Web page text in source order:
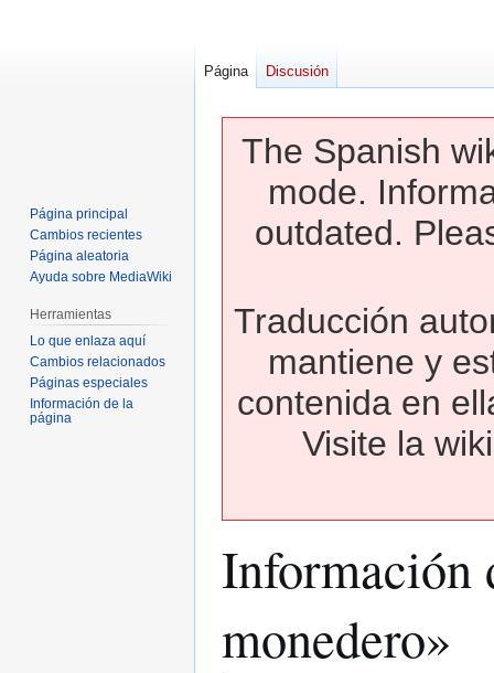
The Spanish
mode.
outdated.
Traducción
mantiene y
contenida en
Visite la
Información
monedero»
Página Discusión
Página principal
Cambios recientes
Página aleatoria
Ayuda sobre MediaWiki
Herramientas
Lo que enlaza aquí
Cambios relacionados
Páginas especiales
Información de la
página